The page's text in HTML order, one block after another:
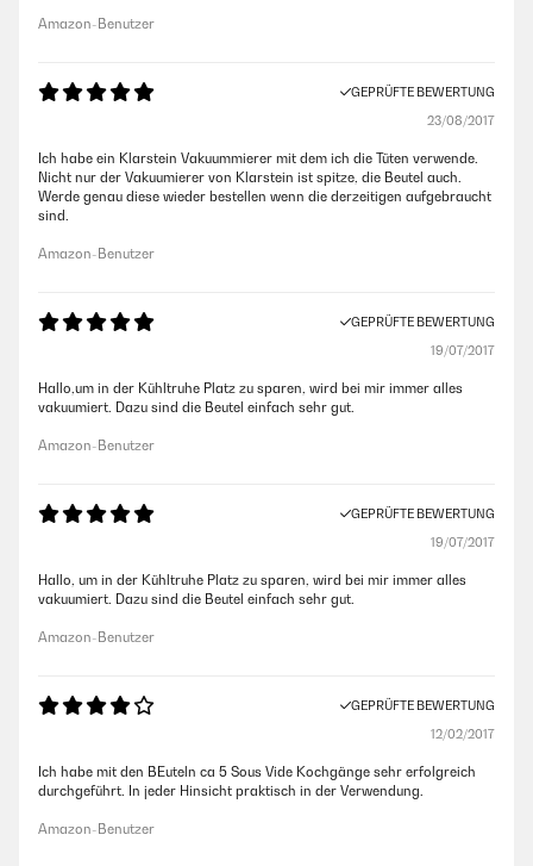
Amazon-Benutzer
GEPRÜFTE BEWERTUNG
23/08/2017
Ich habe ein Klarstein Vakuummierer mit dem ich die Tüten verwende.
Nicht nur der Vakuumierer von Klarstein ist spitze, die Beutel auch.
Werde genau diese wieder bestellen wenn die derzeitigen aufgebraucht
sind.
Amazon-Benutzer
GEPRÜFTE BEWERTUNG
19/07/2017
Hallo,um in der Kühltruhe Platz zu sparen, wird bei mir immer alles
vakuumiert. Dazu sind die Beutel einfach sehr gut.
Amazon-Benutzer
GEPRÜFTE BEWERTUNG
19/07/2017
Hallo, um in der Kühltruhe Platz zu sparen, wird bei mir immer alles
vakuumiert. Dazu sind die Beutel einfach sehr gut.
Amazon-Benutzer
GEPRÜFTE BEWERTUNG
12/02/2017
Ich habe mit den BEuteln ca 5 Sous Vide Kochgänge sehr erfolgreich
durchgeführt. In jeder Hinsicht praktisch in der Verwendung.
Amazon-Benutzer